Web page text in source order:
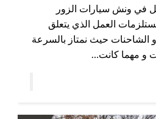
في ونش سيارات الزور
العمل الذي يتعلق
حيث نمتاز بالسرعة
و مهما كانت…